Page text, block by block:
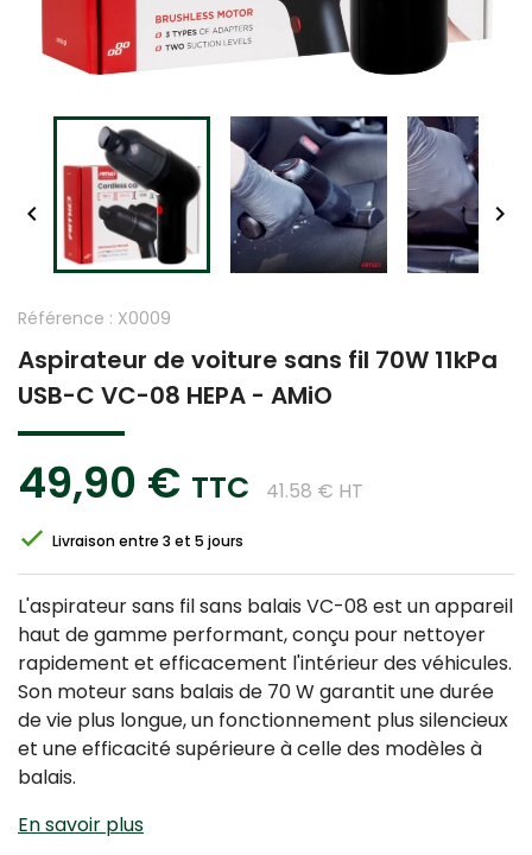
 
Référence : X0009
Aspirateur de voiture sans fil 70W 11kPa
USB-C VC-08 HEPA - AMiO
49,90 € TTC 41.58 € HT
Livraison entre 3 et 5 jours
L'aspirateur sans fil sans balais VC-08 est un appareil
haut de gamme performant, conçu pour nettoyer
rapidement et efficacement l'intérieur des véhicules.
Son moteur sans balais de 70 W garantit une durée
de vie plus longue, un fonctionnement plus silencieux
et une efficacité supérieure à celle des modèles à
balais.
En savoir plus